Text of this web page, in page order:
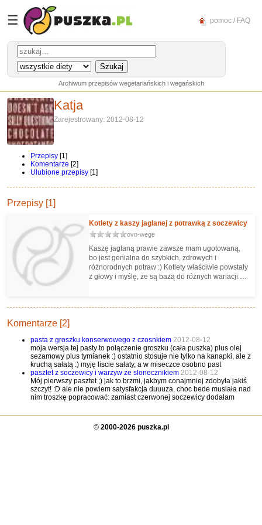
☰ pomoc / FAQ
Archiwum przepisów wegetariańskich i wegańskich
Katja
Zarejestrowany: 2012-08-12
Przepisy [1]
Komentarze [2]
Ulubione przepisy [1]
Przepisy [1]
Kotlety z kaszy jaglanej z potrawką z soczewicy
ovo-wege
Kaszę jaglaną prawie zawsze mam ugotowaną,
bo jest genialna do szybkich, zdrowych i
różnorodnych potraw :) Kotlety właściwie powstały
z głowy i myślę, że są bazą do różnych wariacji.
Komentarze [2]
pasta z groszku konserwowego z czosnkiem 2012-08-12
moja wersja tej pasty to połączenie groszku (cała puszka) plus olej
sezamowy plus tymianek :) ostatnio stosuje nie tylko na kanapki, ale z
kruchą sałatą :) myję liscie sałaty, a w miseczce osobno past
pasztet z soczewicy i warzyw ze slonecznikiem 2012-08-12
Mój pierwszy pasztet ;) jak to brzmi, jakbym conajmniej zdobyła jakiś
szczyt! :D ale nie powiem satysfakcja duuuza, choc bede musiała nad
nim troszkę popracować: zamiast czerwonej soczewicy dodałam
© 2000-2026 puszka.pl